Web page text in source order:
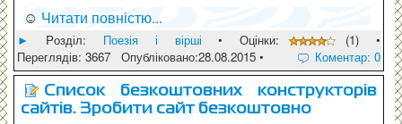
☺ Читати повністю...
► Pозділ: Поезія і вірші • Оцінки:
(1) •
Переглядів: 3667 Опубліковано:28.08.2015 •
Коментар: 0
Список безкоштовних конструкторів
сайтів. Зробити сайт безкоштовно